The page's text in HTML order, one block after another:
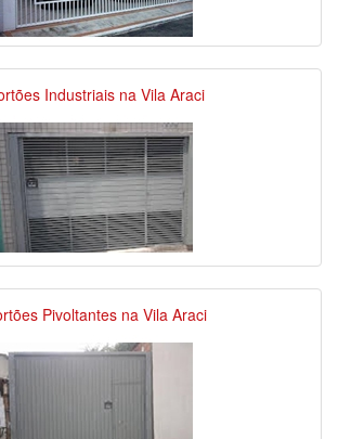
Industriais na Vila Araci
Pivoltantes na Vila Araci